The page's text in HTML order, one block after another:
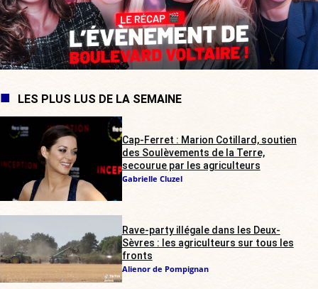
LES PLUS LUS DE LA SEMAINE
Cap-Ferret : Marion Cotillard, soutien
des Soulèvements de la Terre,
secourue par les agriculteurs
Gabrielle Cluzel
Rave-party illégale dans les Deux-
Sèvres : les agriculteurs sur tous les
fronts
Alienor de Pompignan